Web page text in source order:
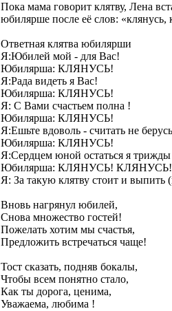
Пока мама говорит клятву, Лена
юбилярше после её слов: «клянусь,
Ответная клятва юбилярши
Я:Юбилей мой - для Вас!
Юбилярша: КЛЯНУСЬ!
Я:Рада видеть я Вас!
Юбилярша: КЛЯНУСЬ!
Я: С Вами счастьем полна !
Юбилярша: КЛЯНУСЬ!
Я:Ешьте вдоволь - считать не
Юбилярша: КЛЯНУСЬ!
Я:Сердцем юной остаться я трижды
Юбилярша: КЛЯНУСЬ!
Я: За такую клятву стоит и выпить
Вновь нагрянул юбилей,
Снова множество гостей!
Пожелать хотим мы счастья,
Предложить встречаться чаще!
Тост сказать, подняв бокалы,
Чтобы всем понятно стало,
Как ты дорога, ценима,
Уважаема, любима !